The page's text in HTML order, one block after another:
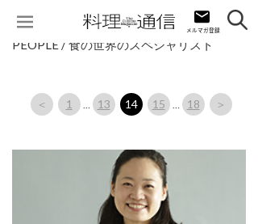
PEOPLE / 食の世界のスペシャリスト
＜ 1 … 13 14 15 … 18 ＞